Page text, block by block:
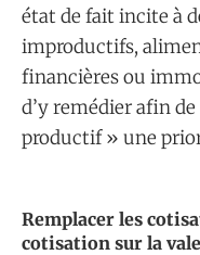
état de fait incite à
improductifs,
financières ou
d’y remédier afin
productif » une
​Remplacer les
cotisation sur la